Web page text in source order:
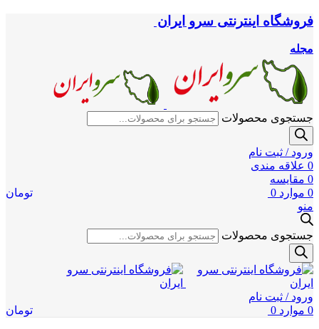
فروشگاه اینترنتی سرو ایران
مجله
جستجوی محصولات
ورود / ثبت نام
0 علاقه مندی
0 مقایسه
0 موارد 0
تومان
منو
جستجوی محصولات
ورود / ثبت نام
0 موارد 0 تومان